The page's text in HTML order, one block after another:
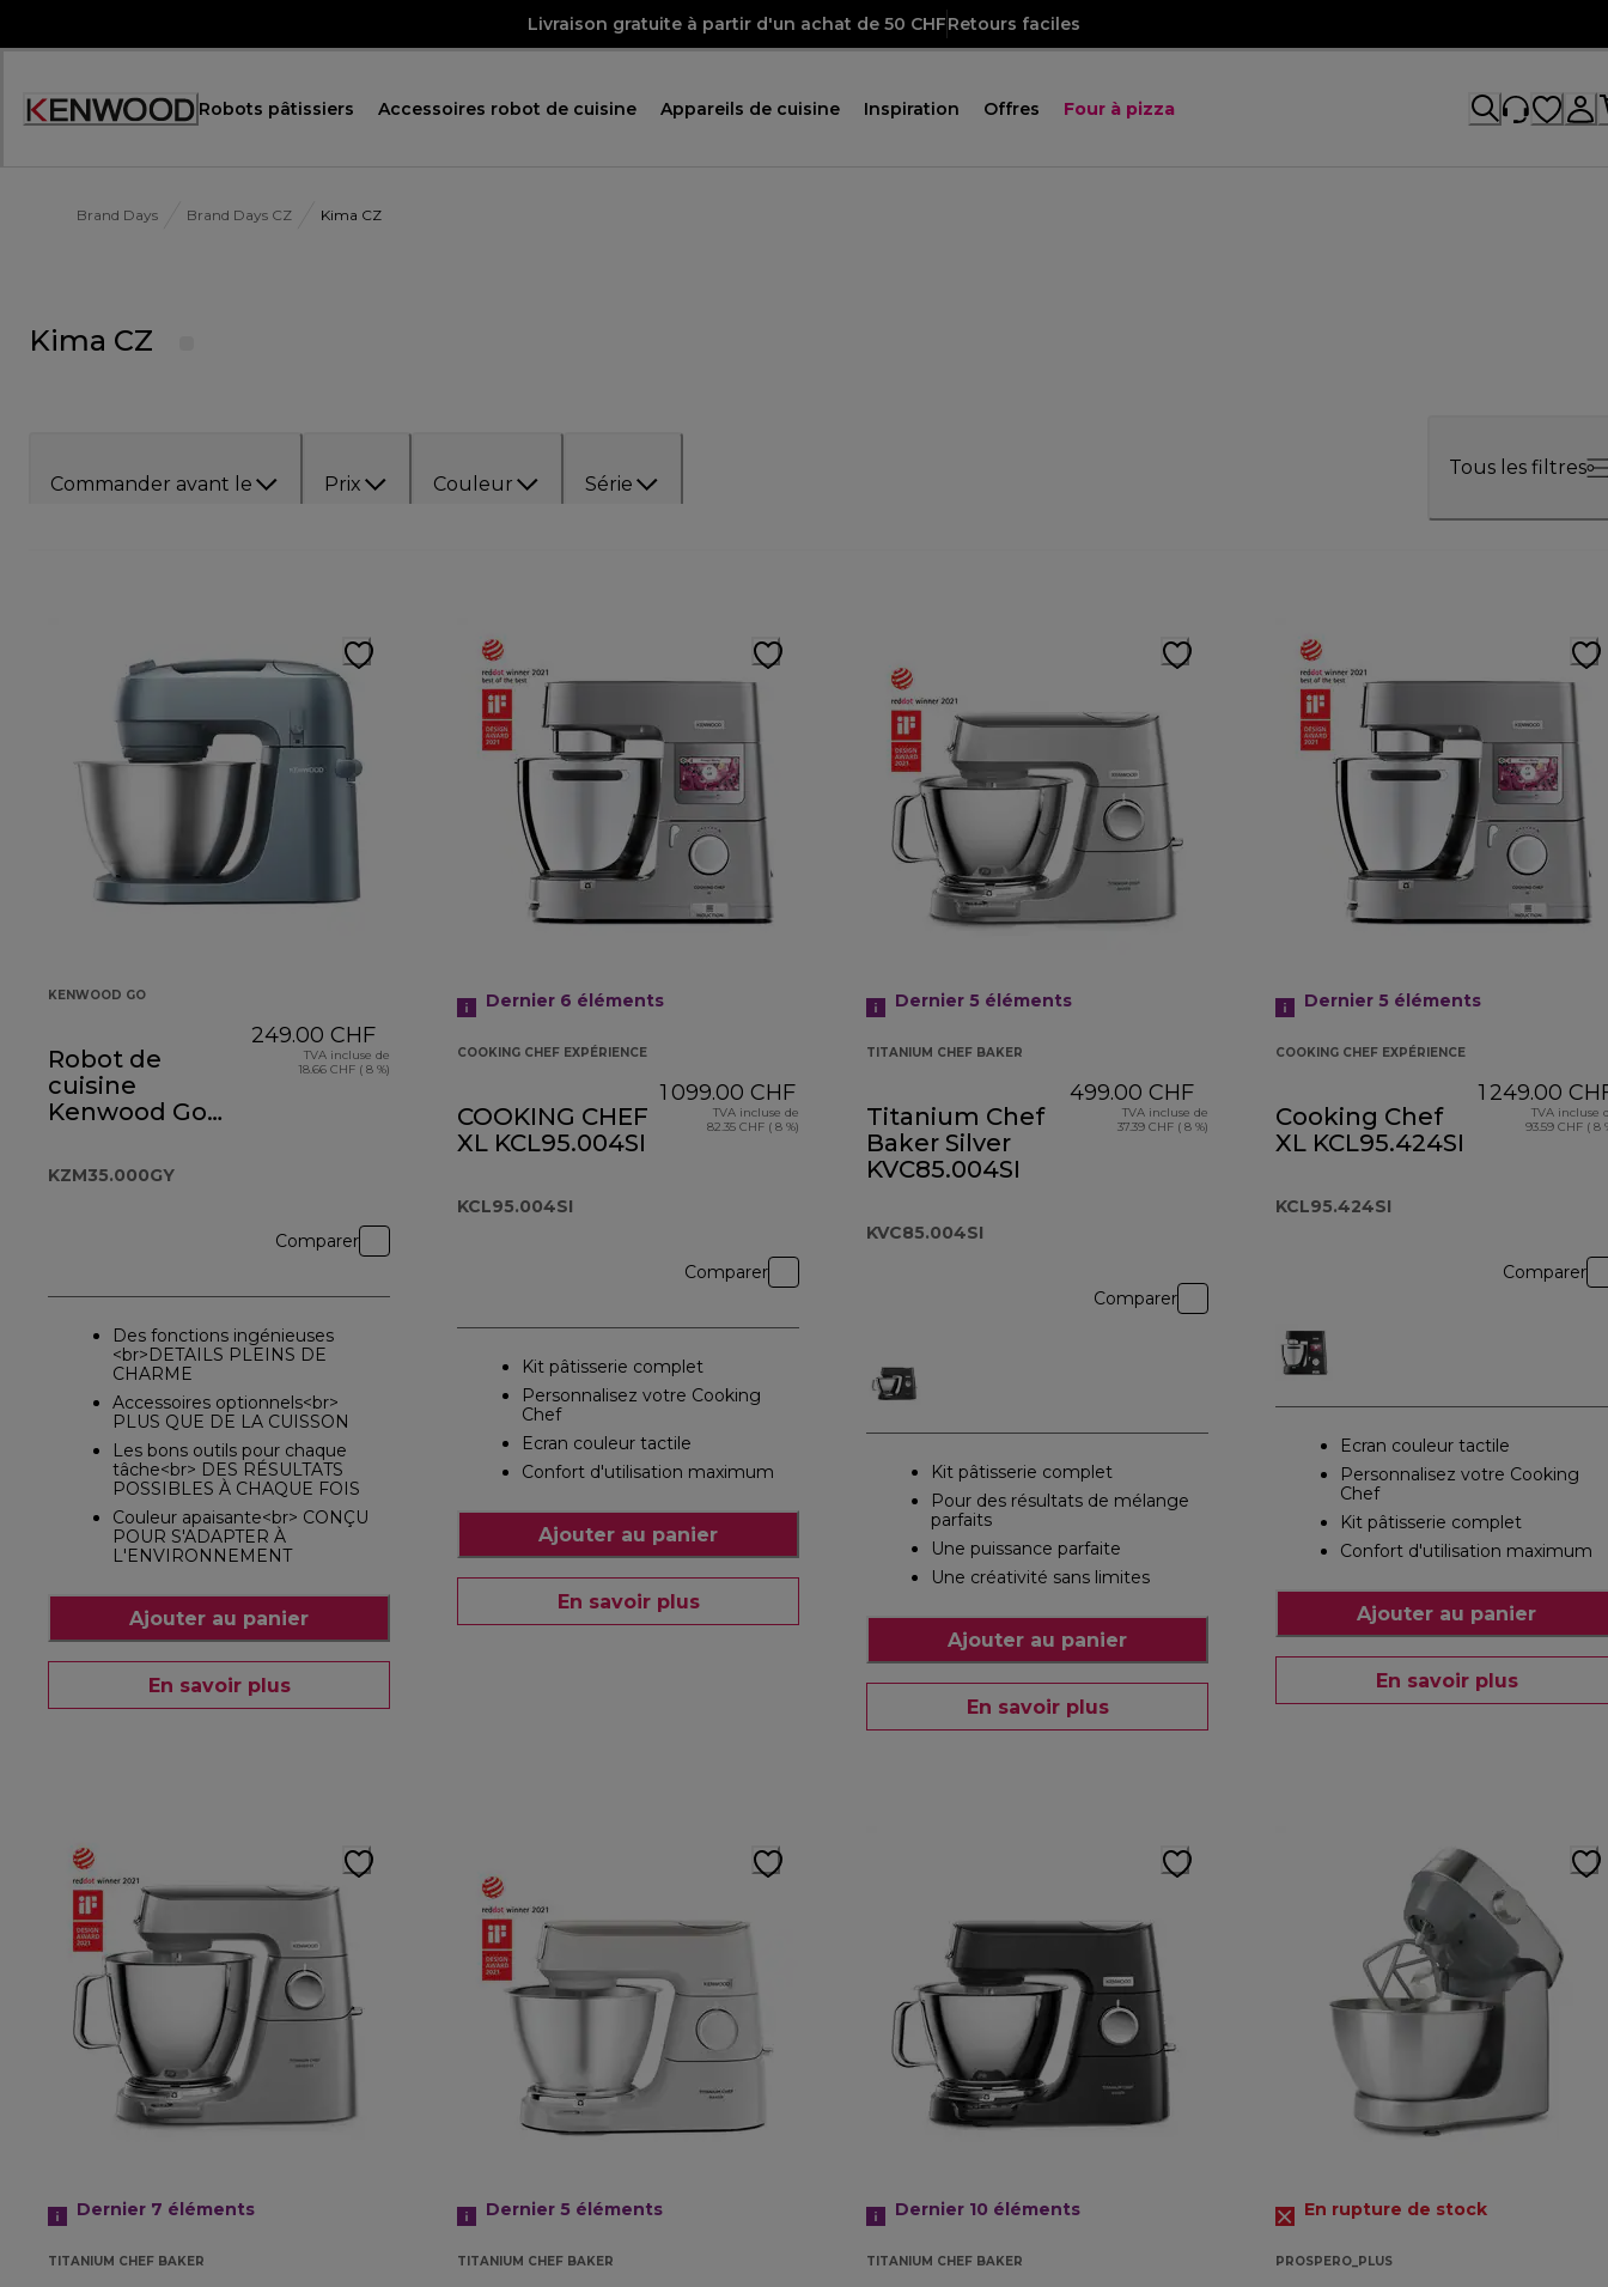
Livraison gratuite à partir d'un achat de 50 CHFRetours faciles
Accessibility
Robots pâtissiers Accessoires robot de cuisine Appareils de cuisine Inspiration Offres Four à pizza
Brand Days Brand Days CZ Kima CZ
Kima CZ
Commander avant le Prix Couleur Série
Tous les filtres
KENWOOD GO
Robot de
cuisine
Kenwood Go
KZM35.000GY
KZM35.000GY
249.00 CHF
TVA incluse de
18.66 CHF ( 8 %)
Comparer
Des fonctions ingénieuses
<br>DETAILS PLEINS DE
CHARME
Accessoires optionnels<br>
PLUS QUE DE LA CUISSON
Les bons outils pour chaque
tâche<br> DES RÉSULTATS
POSSIBLES À CHAQUE FOIS
Couleur apaisante<br> CONÇU
POUR S'ADAPTER À
L'ENVIRONNEMENT
Ajouter au panier
En savoir plus
Dernier 6 éléments
COOKING CHEF EXPÉRIENCE
COOKING CHEF
XL KCL95.004SI
KCL95.004SI
1 099.00 CHF
TVA incluse de
82.35 CHF ( 8 %)
Comparer
Kit pâtisserie complet
Personnalisez votre Cooking
Chef
Ecran couleur tactile
Confort d'utilisation maximum
Ajouter au panier
En savoir plus
Dernier 5 éléments
TITANIUM CHEF BAKER
Titanium Chef
Baker Silver
KVC85.004SI
KVC85.004SI
499.00 CHF
TVA incluse de
37.39 CHF ( 8 %)
Comparer
Kit pâtisserie complet
Pour des résultats de mélange
parfaits
Une puissance parfaite
Une créativité sans limites
Ajouter au panier
En savoir plus
Dernier 5 éléments
COOKING CHEF EXPÉRIENCE
Cooking Chef
XL KCL95.424SI
KCL95.424SI
1 249.00
TVA incluse
93.59 CHF ( 8
Comparer
Ecran couleur tactile
Personnalisez votre Cooking
Chef
Kit pâtisserie complet
Confort d'utilisation maximum
Ajouter au panier
En savoir plus
Dernier 7 éléments
TITANIUM CHEF BAKER
Dernier 5 éléments
TITANIUM CHEF BAKER
Dernier 10 éléments
TITANIUM CHEF BAKER
En rupture de stock
PROSPERO_PLUS